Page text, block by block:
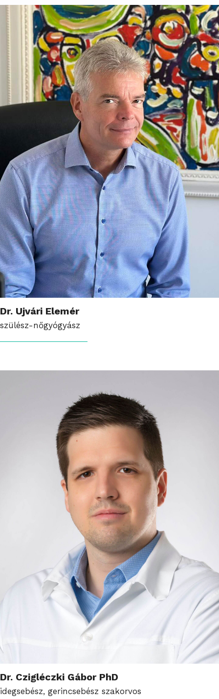
Dr. Ujvári Elemér
szülész-nőgyógyász
Dr. Czigléczki Gábor PhD
idegsebész, gerincsebész szakorvos